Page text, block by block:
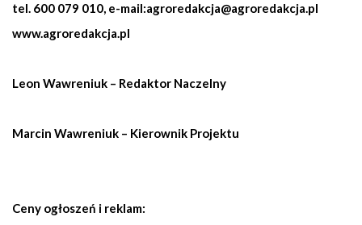
tel. 600 079 010, e-mail:agroredakcja@agroredakcja.pl
www.agroredakcja.pl
Leon Wawreniuk – Redaktor Naczelny
Marcin Wawreniuk – Kierownik Projektu
Ceny ogłoszeń i reklam: